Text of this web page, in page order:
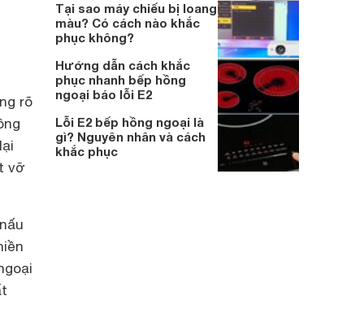
rõ
vỡ
Tại sao máy chiếu bị loang
màu? Có cách nào khắc
phục không?
Hướng dẫn cách khắc
phục nhanh bếp hồng
ngoại báo lỗi E2
Lỗi E2 bếp hồng ngoại là
gì? Nguyên nhân và cách
khắc phục